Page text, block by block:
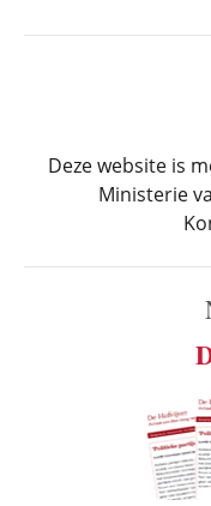
Deze website is
Ministerie